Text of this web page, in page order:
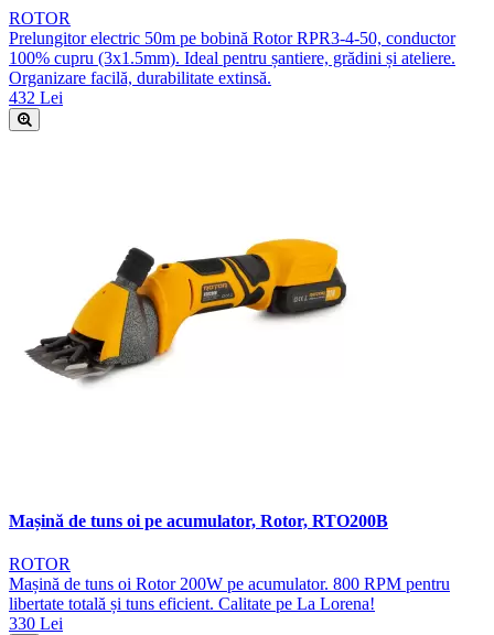
ROTOR
Prelungitor electric 50m pe bobină Rotor RPR3-4-50, conductor
100% cupru (3x1.5mm). Ideal pentru șantiere, grădini și ateliere.
Organizare facilă, durabilitate extinsă.
432 Lei
Mașină de tuns oi pe acumulator, Rotor, RTO200B
ROTOR
Mașină de tuns oi Rotor 200W pe acumulator. 800 RPM pentru
libertate totală și tuns eficient. Calitate pe La Lorena!
330 Lei